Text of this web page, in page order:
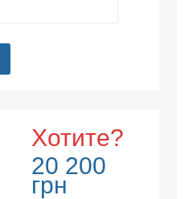
Хотите?
20 200
грн